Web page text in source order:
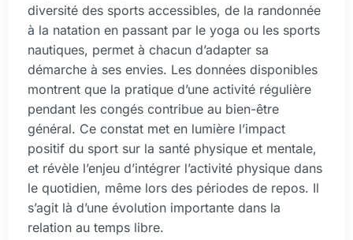
diversité des sports accessibles, de la randonnée
à la natation en passant par le yoga ou les sports
nautiques, permet à chacun d’adapter sa
démarche à ses envies. Les données disponibles
montrent que la pratique d’une activité régulière
pendant les congés contribue au bien-être
général. Ce constat met en lumière l’impact
positif du sport sur la santé physique et mentale,
et révèle l’enjeu d’intégrer l’activité physique dans
le quotidien, même lors des périodes de repos. Il
s’agit là d’une évolution importante dans la
relation au temps libre.